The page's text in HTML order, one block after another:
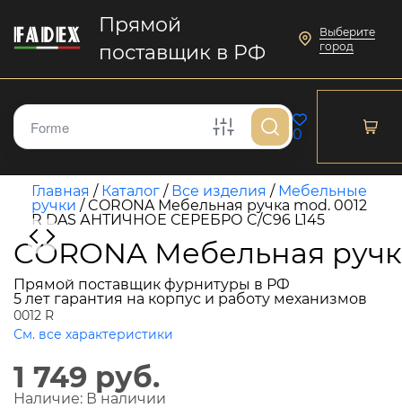
Прямой
поставщик в РФ
Выберите
город
0
Главная / Каталог / Все изделия / Мебельные
ручки /CORONA Мебельная ручка mod. 0012
R DAS АНТИЧНОЕ СЕРЕБРО C/C96 L145
CORONA Мебельная
Прямой поставщик фурнитуры в РФ
5 лет гарантия на корпус и работу механизмов
0012 R
См. все характеристики
1 749 руб.
Наличие: В наличии